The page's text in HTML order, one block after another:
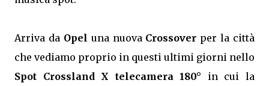
Arriva da Opel una nuova Crossover per la città
che vediamo proprio in questi ultimi giorni nello
Spot Crossland X telecamera 180° in cui la